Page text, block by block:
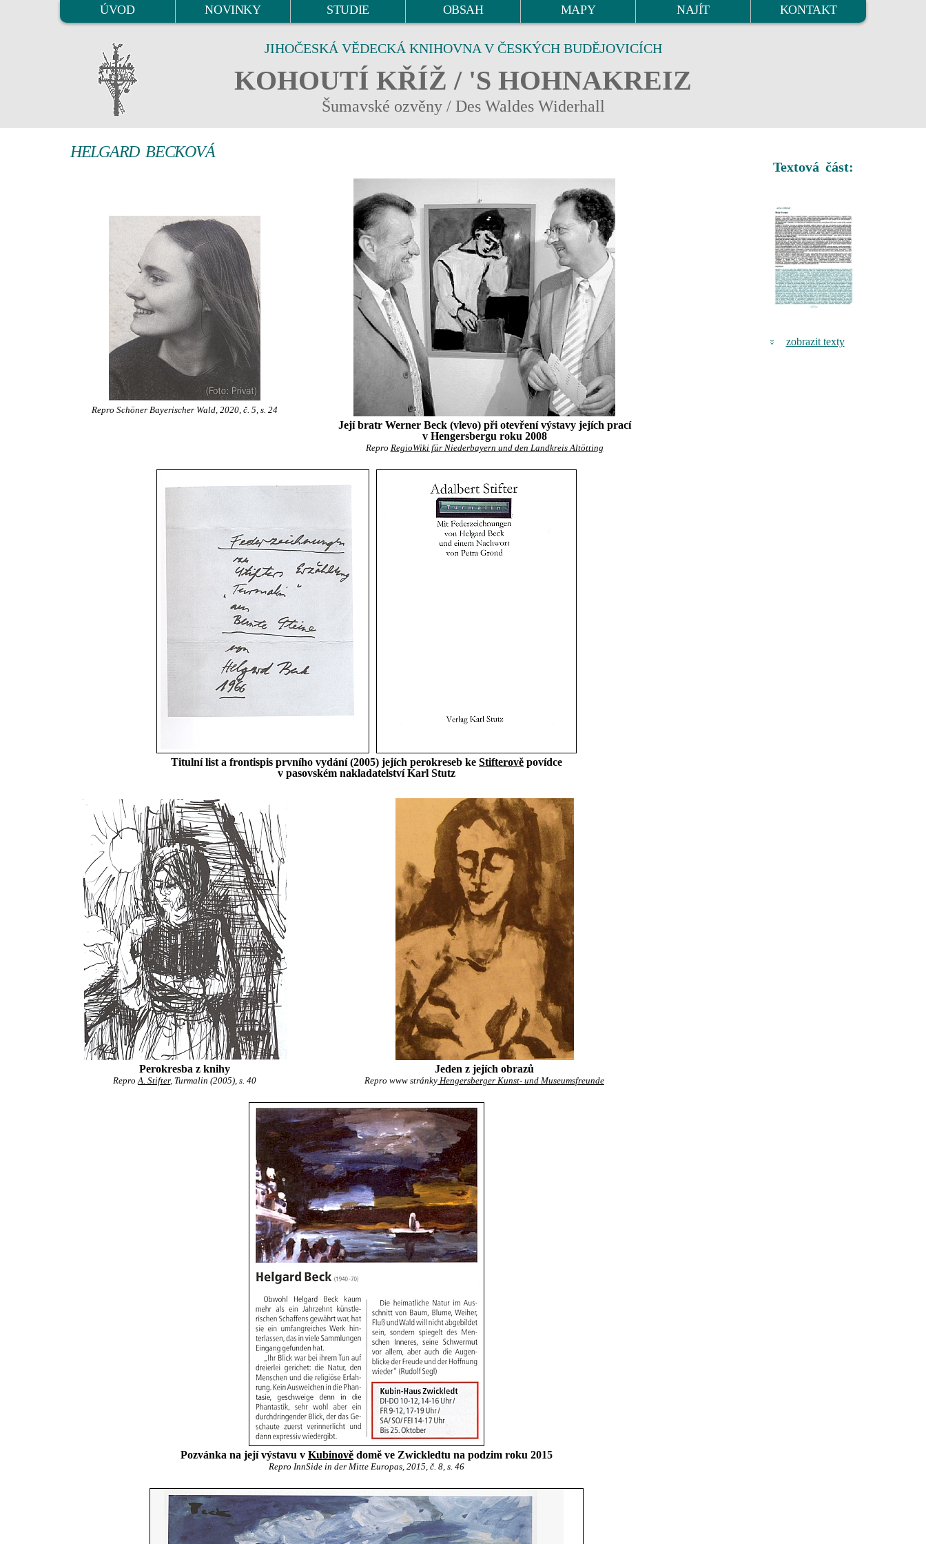
ÚVOD NOVINKY STUDIE OBSAH MAPY NAJÍT KONTAKT
JIHOČESKÁ VĚDECKÁ KNIHOVNA V ČESKÝCH BUDĚJOVICÍCH
KOHOUTÍ KŘÍŽ / 'S HOHNAKREIZ
Šumavské ozvěny / Des Waldes Widerhall
HELGARD BECKOVÁ
Repro Schöner Bayerischer Wald, 2020, č. 5, s. 24
Její bratr Werner Beck (vlevo) při otevření výstavy jejích prací
v Hengersbergu roku 2008
Repro RegioWiki für Niederbayern und den Landkreis Altötting
Titulní list a frontispis prvního vydání (2005) jejích perokreseb ke Stifterově povídce
v pasovském nakladatelství Karl Stutz
Perokresba z knihy
ReproA. Stifter, Turmalin (2005), s. 40
Jeden z jejích obrazů
Repro www stránky Hengersberger Kunst- und Museumsfreunde
Pozvánka na její výstavu v Kubinově domě ve Zwickledtu na podzim roku 2015
Repro InnSide in der Mitte Europas, 2015, č. 8, s. 46
Textová část:
zobrazit texty